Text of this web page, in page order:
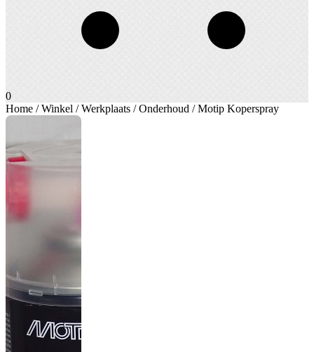
0
Home /Winkel /Werkplaats /Onderhoud / Motip Koperspray